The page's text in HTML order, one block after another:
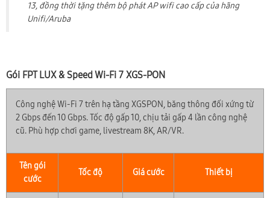
13, đồng thời tặng thêm bộ phát AP wifi cao cấp của hãng
Unifi/Aruba
Gói FPT LUX & Speed Wi-Fi 7 XGS-PON
Công nghệ Wi-Fi 7 trên hạ tầng XGSPON, băng thông đối xứng từ
2 Gbps đến 10 Gbps. Tốc độ gấp 10, chịu tải gấp 4 lần công nghệ
cũ. Phù hợp chơi game, livestream 8K, AR/VR.
Tên gói
cước
Tốc độ Giá cước Thiết bị